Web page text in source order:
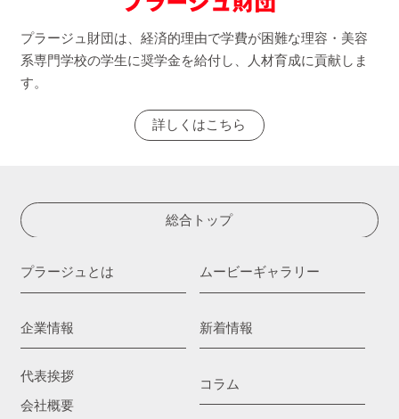
プラージュ財団は、経済的理由で学費が困難な理容・美容
系専門学校の学生に奨学金を給付し、人材育成に貢献しま
す。
詳しくはこちら
総合トップ
プラージュとは
企業情報
代表挨拶
会社概要
ムービーギャラリー
新着情報
コラム